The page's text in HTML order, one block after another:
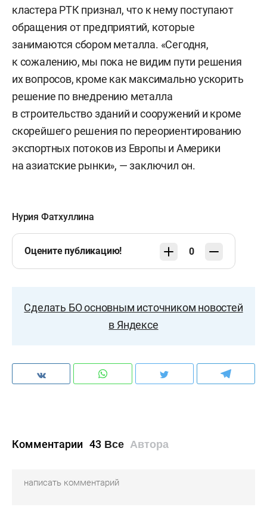
кластера РТК признал, что к нему поступают
обращения от предприятий, которые
занимаются сбором металла. «Сегодня,
к сожалению, мы пока не видим пути решения
их вопросов, кроме как максимально ускорить
решение по внедрению металла
в строительство зданий и сооружений и кроме
скорейшего решения по переориентированию
экспортных потоков из Европы и Америки
на азиатские рынки», — заключил он.
Нурия Фатхуллина
Оцените публикацию! 0
Сделать БО основным источником новостей
в Яндексе
Комментарии 43 Все Автора